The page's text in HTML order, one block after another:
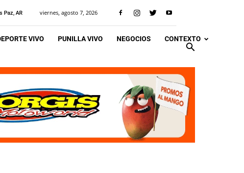
Paz, AR viernes, agosto 7, 2026
VIVO PUNILLA VIVO NEGOCIOS CONTEXTO